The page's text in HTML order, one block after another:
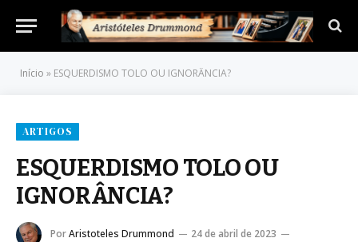
Início » ESQUERDISMO TOLO OU IGNORÂNCIA?
ARTIGOS
ESQUERDISMO TOLO OU
IGNORÂNCIA?
PorAristoteles Drummond
24 de abril de 2023